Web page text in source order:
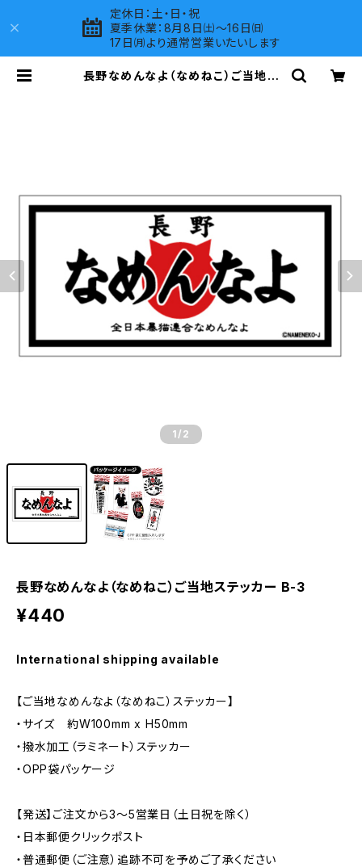
定休日：土・日・祝
夏季休業：8月8日㈯～16日㈰
17日㈪より通常営業いたいします
長野なめんなよ（なめねこ）ご当地ス
1 /2
長野なめんなよ（なめねこ）ご当地ステッカー B-3
¥440
International shipping available
【ご当地なめんなよ（なめねこ）ステッカー】
・サイズ 約W100mm x H50mm
・撥水加工（ラミネート）ステッカー
・OPP袋パッケージ
【発送】ご注文から3〜5営業日（土日祝を除く）
・日本郵便クリックポスト
・普通郵便（ご注意）追跡不可を予めご了承ください